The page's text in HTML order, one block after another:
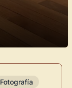
Fotografía